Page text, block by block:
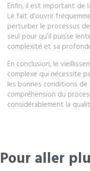
Enfin, il est important de
Le fait d'ouvrir
perturber le processus
seul pour qu'il puisse
complexité et sa
En conclusion, le
complexe qui nécessite
les bonnes conditions
compréhension du
considérablement la
Pour aller